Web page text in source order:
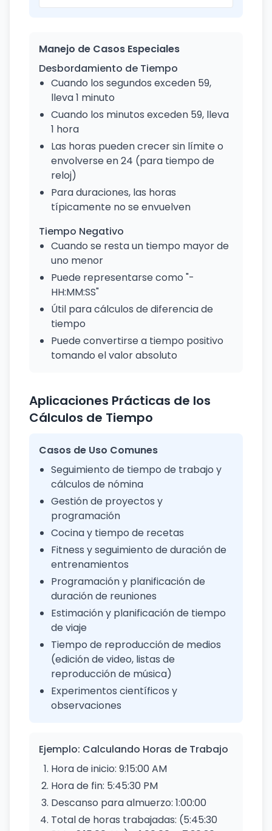
Manejo de Casos Especiales
Desbordamiento de Tiempo
Cuando los segundos exceden 59,
lleva 1 minuto
Cuando los minutos exceden 59, lleva
1 hora
Las horas pueden crecer sin límite o
envolverse en 24 (para tiempo de
reloj)
Para duraciones, las horas
típicamente no se envuelven
Tiempo Negativo
Cuando se resta un tiempo mayor de
uno menor
Puede representarse como "-
HH:MM:SS"
Útil para cálculos de diferencia de
tiempo
Puede convertirse a tiempo positivo
tomando el valor absoluto
Aplicaciones Prácticas de los
Cálculos de Tiempo
Casos de Uso Comunes
Seguimiento de tiempo de trabajo y
cálculos de nómina
Gestión de proyectos y
programación
Cocina y tiempo de recetas
Fitness y seguimiento de duración de
entrenamientos
Programación y planificación de
duración de reuniones
Estimación y planificación de tiempo
de viaje
Tiempo de reproducción de medios
(edición de video, listas de
reproducción de música)
Experimentos científicos y
observaciones
Ejemplo: Calculando Horas de Trabajo
Hora de inicio: 9:15:00 AM
Hora de fin: 5:45:30 PM
Descanso para almuerzo: 1:00:00
Total de horas trabajadas: (5:45:30